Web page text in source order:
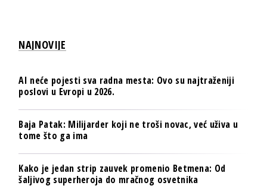
NAJNOVIJE
AI neće pojesti sva radna mesta: Ovo su najtraženiji
poslovi u Evropi u 2026.
Baja Patak: Milijarder koji ne troši novac, već uživa u
tome što ga ima
Kako je jedan strip zauvek promenio Betmena: Od
šaljivog superheroja do mračnog osvetnika